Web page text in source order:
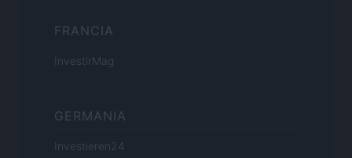
FRANCIA
InvestirMag
GERMANIA
Investieren24